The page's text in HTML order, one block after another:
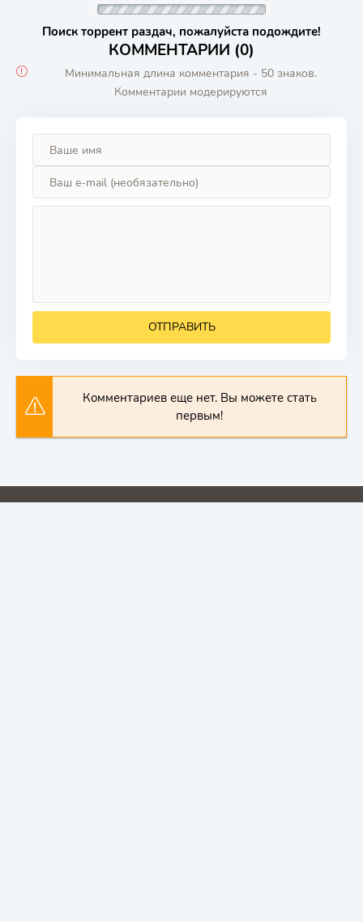
Поиск торрент раздач, пожалуйста подождите!
КОММЕНТАРИИ (0)
Минимальная длина комментария - 50 знаков.
Комментарии модерируются
ОТПРАВИТЬ
Комментариев еще нет. Вы можете стать
первым!